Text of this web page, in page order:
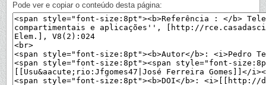
Pode ver e copiar o conteúdo desta página: